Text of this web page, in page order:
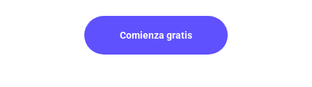
Comienza gratis